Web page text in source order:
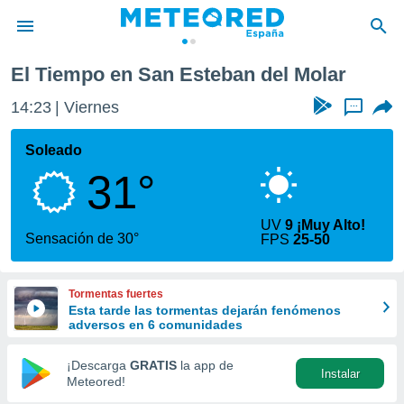
de
por
que se
calidad.
a este
las
y
forma
digital
basada
El Tiempo en San Esteban del Molar
14:23 Viernes ...
Soleado
31°
Sensación de 30°
UV9 ¡Muy Alto!
FPS25-50
Tormentas fuertes
Esta tarde las tormentas dejarán fenómenos
adversos en 6 comunidades
¡Descarga GRATIS la app de
Meteored!
Instalar